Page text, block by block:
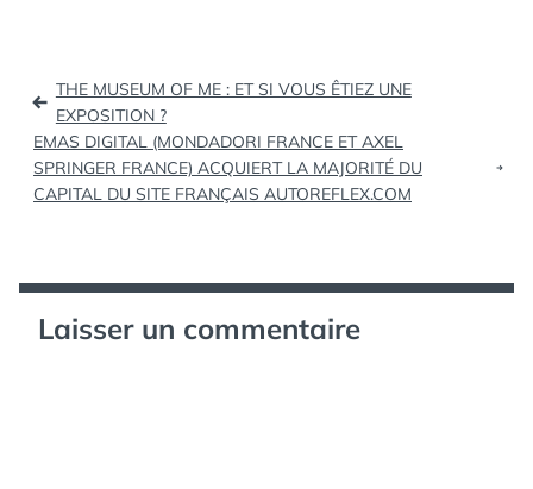
numériques | Emilie
Ogez (tags: stickers)
Lancement de YouTube
Elections 2012 - Le
film…
Navigation
de
l’article
THE MUSEUM OF ME : ET SI VOUS ÊTIEZ UNE
EXPOSITION ?
EMAS DIGITAL (MONDADORI FRANCE ET AXEL
SPRINGER FRANCE) ACQUIERT LA MAJORITÉ DU
CAPITAL DU SITE FRANÇAIS AUTOREFLEX.COM
Laisser un commentaire